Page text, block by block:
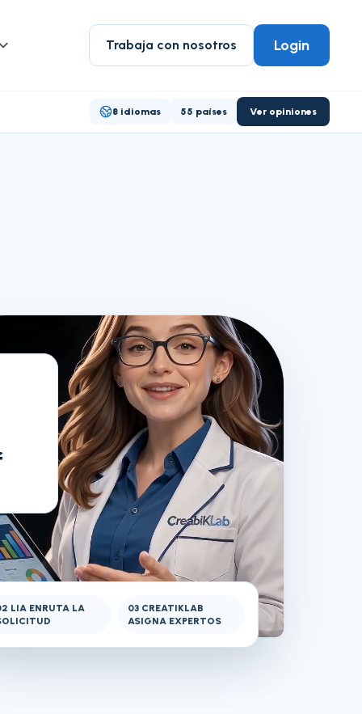
Trabaja con nosotros Login
8 idiomas 55 países Ver opiniones
2 LIA ENRUTA LA
03 CREATIKLAB
ASIGNA EXPERTOS